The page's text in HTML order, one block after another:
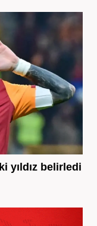
yıldız belirledi